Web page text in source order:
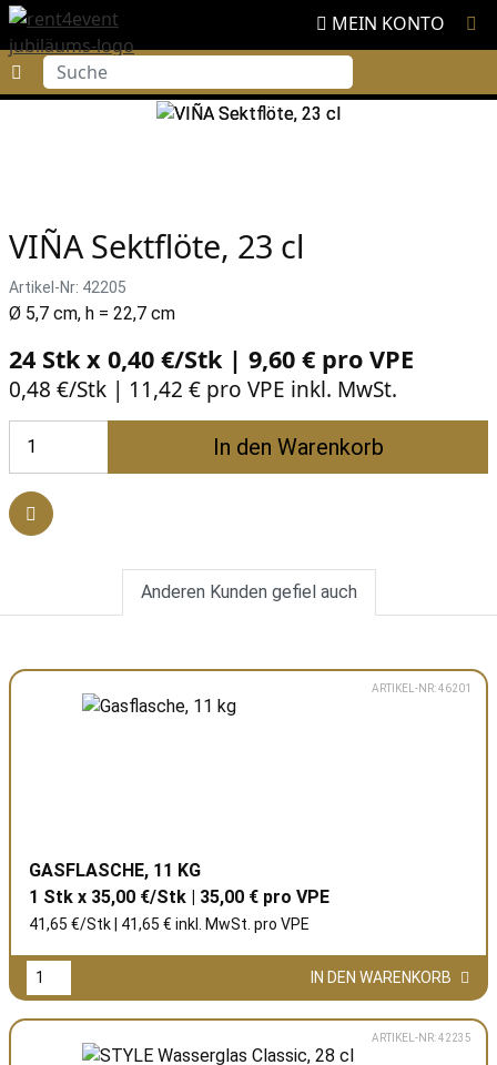
MEIN KONTO
Suche
VIÑA Sektflöte, 23 cl
Artikel-Nr: 42205
Ø 5,7 cm, h = 22,7 cm
24 Stk x 0,40 €/Stk | 9,60 € pro VPE
0,48 €/Stk | 11,42 € pro VPE inkl. MwSt.
In den Warenkorb
Anderen Kunden gefiel auch
ARTIKEL-NR: 46201
GASFLASCHE, 11 KG
1 Stk x 35,00 €/Stk | 35,00 € pro VPE
41,65 €/Stk | 41,65 € inkl. MwSt. pro VPE
IN DEN WARENKORB
ARTIKEL-NR: 42235